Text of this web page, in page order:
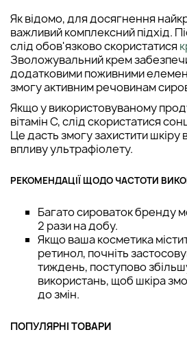
Як відомо, для досягнення
важливий комплексний підхід.
слід обов'язково скористатися
Зволожувальний крем
додатковими поживними
змогу активним речовинам
Якщо у використовуваному
вітамін С, слід скористатися
Це дасть змогу захистити шкіру
впливу ультрафіолету.
РЕКОМЕНДАЦІЇ ЩОДО ЧАСТОТИ
Багато сироваток бренду
2 рази на добу.
Якщо ваша косметика
ретинол, почніть
тиждень, поступово
використань, щоб шкіра
до змін.
ПОПУЛЯРНІ ТОВАРИ